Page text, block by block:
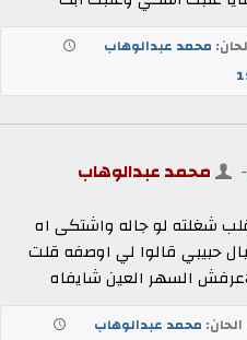
محمد عبدالوهاب
- محمد عبدالوهاب
شغلته لو جاله واشتكى اه
حبيبي قالوا لي اوصفه قلت
السهر العين شايفاه
الحان: محمد عبدالوهاب